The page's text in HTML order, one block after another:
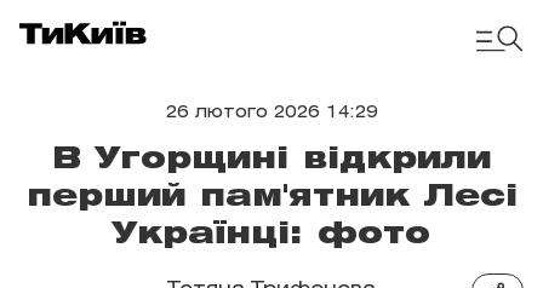
26 лютого 2026 14:29
В Угорщині відкрили
перший пам'ятник Лесі
Українці: фото